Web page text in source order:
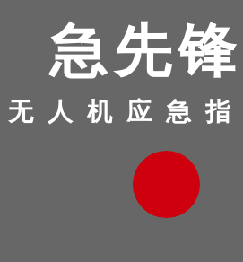
急先
无人机应急指